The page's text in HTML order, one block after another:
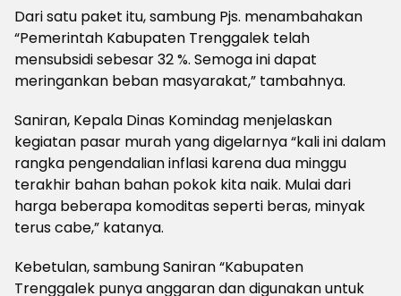
Dari satu paket itu, sambung Pjs. menambahakan
“Pemerintah Kabupaten Trenggalek telah
mensubsidi sebesar 32 %. Semoga ini dapat
meringankan beban masyarakat,” tambahnya.
Saniran, Kepala Dinas Komindag menjelaskan
kegiatan pasar murah yang digelarnya “kali ini dalam
rangka pengendalian inflasi karena dua minggu
terakhir bahan bahan pokok kita naik. Mulai dari
harga beberapa komoditas seperti beras, minyak
terus cabe,” katanya.
Kebetulan, sambung Saniran “Kabupaten
Trenggalek punya anggaran dan digunakan untuk